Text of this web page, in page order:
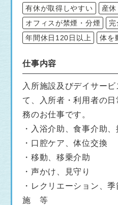
有休が取得しやすい
産
オフィスが禁煙・分煙
完
年間休日120日以上
体を
仕事内容
入所施設及びデイサー
て、入所者・利用者の
務のお仕事です。
・入浴介助、食事介助
・口腔ケア、体位交換
・移動、移乗介助
・声かけ、見守り
・レクリエーション、
施 等